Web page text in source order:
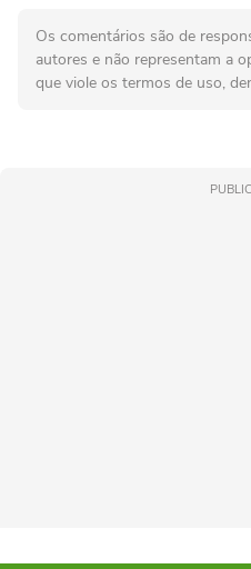
Os comentários são de
autores e não representam a
que viole os termos de uso,